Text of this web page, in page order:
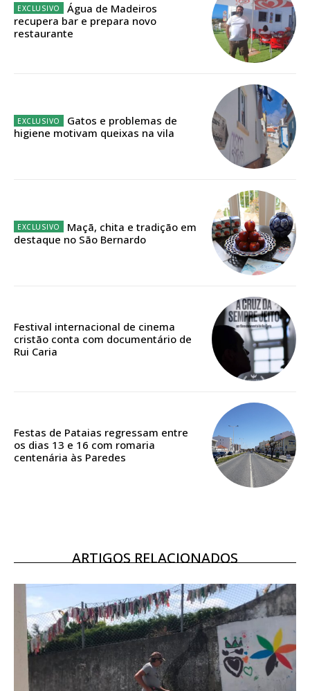
Edição em papel entregue à Quinta-feira em sua
Ofertas para assinatura anual
ASSINATURA
DIGITAL ANUAL
12 meses
Água de Madeiros
recupera bar e prepara novo
restaurante
Gatos e problemas de
higiene motivam queixas na vila
Maçã, chita e tradição em
destaque no São Bernardo
Festival internacional de cinema
cristão conta com documentário de
Rui Caria
Festas de Pataias regressam entre
os dias 13 e 16 com romaria
centenária às Paredes
ARTIGOS RELACIONADOS